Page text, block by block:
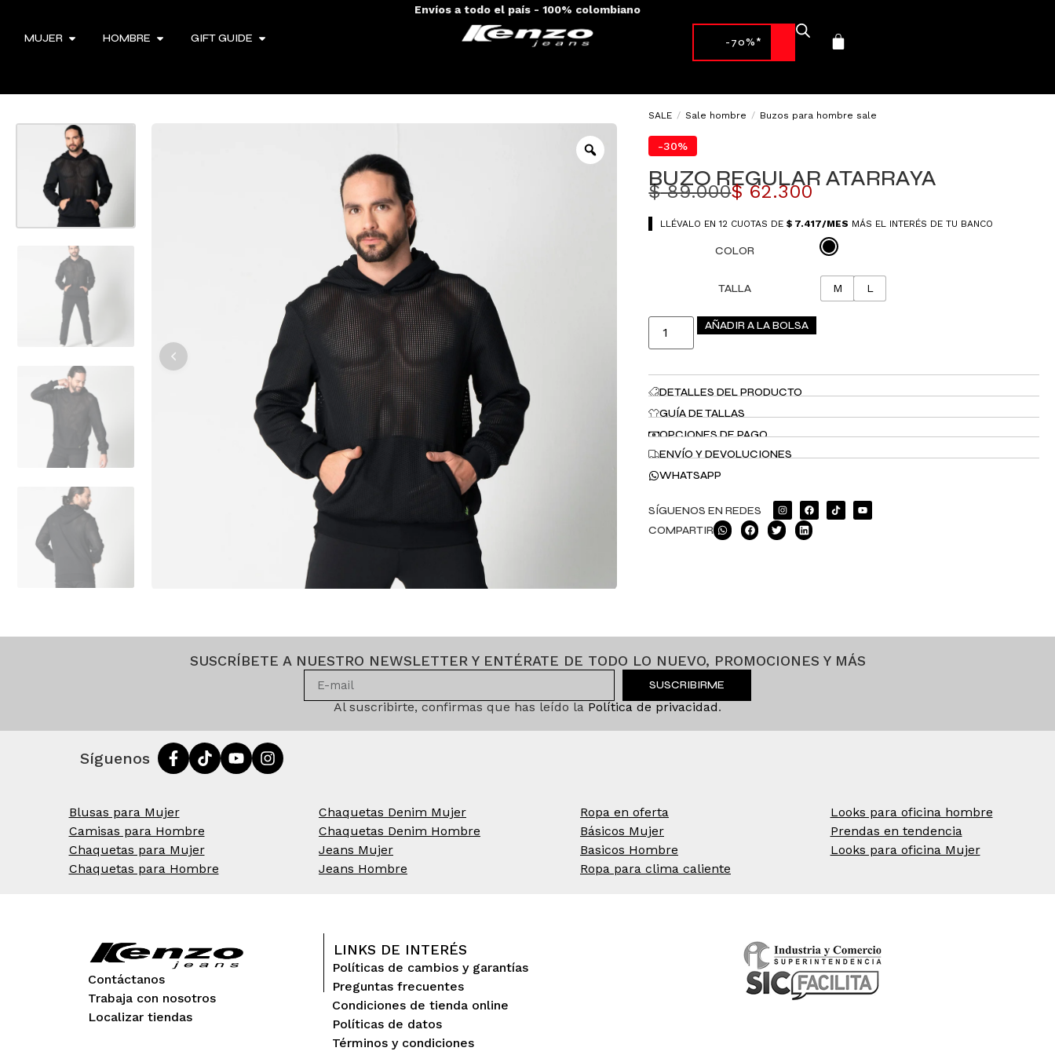
Envíos a todo el país - 100% colombiano
MUJER HOMBRE GIFT GUIDE -70%*
SALE / Sale hombre / Buzos para hombre sale
-30%
BUZO REGULAR ATARRAYA
$89.000$62.300
LLÉVALO EN 12 CUOTAS DE$ 7.417/MES MÁS EL INTERÉS DE TU BANCO
COLOR
TALLA M L
AÑADIR A LA BOLSA
DETALLES DEL PRODUCTO
GUÍA DE TALLAS
OPCIONES DE PAGO
ENVÍO Y DEVOLUCIONES
WHATSAPP
SÍGUENOS EN REDES
COMPARTIR
SUSCRÍBETE A NUESTRO NEWSLETTER Y ENTÉRATE DE TODO LO NUEVO, PROMOCIONES Y MÁS
SUSCRIBIRME
Al suscribirte, confirmas que has leído la Política de privacidad.
Síguenos
Blusas para Mujer
Camisas para Hombre
Chaquetas para Mujer
Chaquetas para Hombre
Chaquetas Denim Mujer
Chaquetas Denim Hombre
Jeans Mujer
Jeans Hombre
Ropa en oferta
Básicos Mujer
Basicos Hombre
Ropa para clima caliente
Looks para oficina hombre
Prendas en tendencia
Looks para oficina Mujer
Contáctanos
Trabaja con nosotros
Localizar tiendas
LINKS DE INTERÉS
Políticas de cambios y garantías
Preguntas frecuentes
Condiciones de tienda online
Políticas de datos
Términos y condiciones